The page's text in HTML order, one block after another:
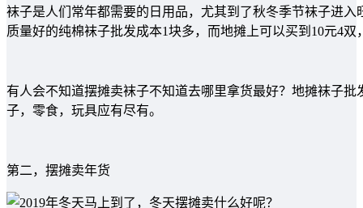
袜子是人们常年都需要的日用品，尤其到了秋冬季节袜子进
质量好的纯棉袜子批发成本1块多，而地摊上可以买到10元4双
有人会不知道摆摊卖袜子不知道去哪里拿货最好？地摊袜子
子，零食，玩具应有尽有。
第二，摆摊卖年货